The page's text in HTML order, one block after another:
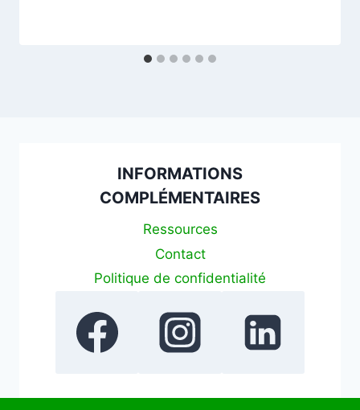
INFORMATIONS
COMPLÉMENTAIRES
Ressources
Contact
Politique de confidentialité